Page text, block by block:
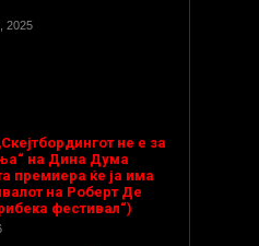
2025
не е за
на Дина Дума
премиера ќе ја има
на Роберт Де
фестивал“)